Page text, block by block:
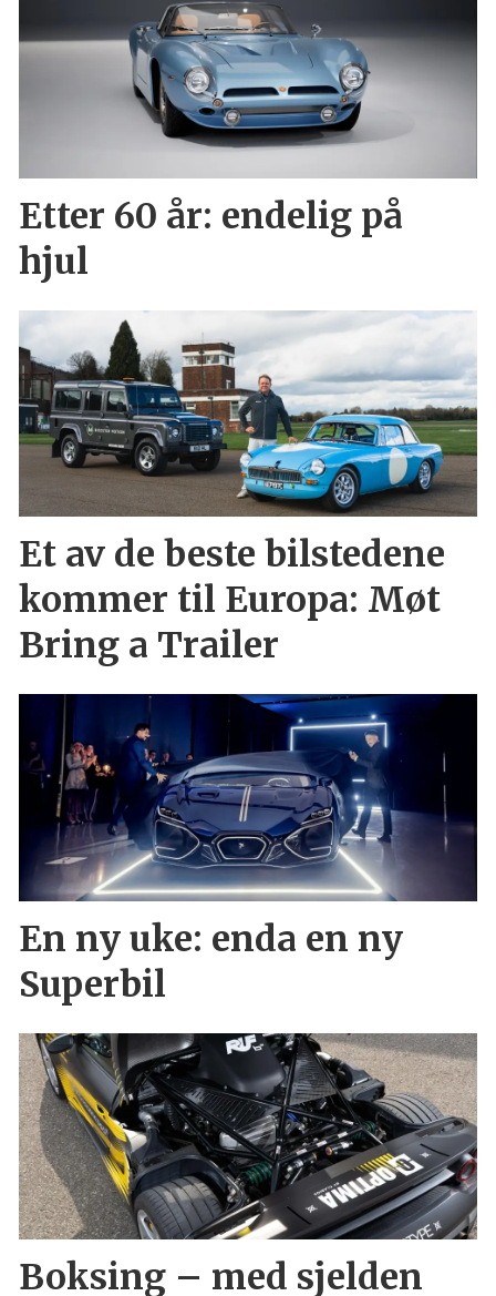
Etter 60 år: endelig på
hjul
Et av de beste bilstedene
kommer til Europa: Møt
Bring a Trailer
En ny uke: enda en ny
Superbil
Boksing – med sjelden